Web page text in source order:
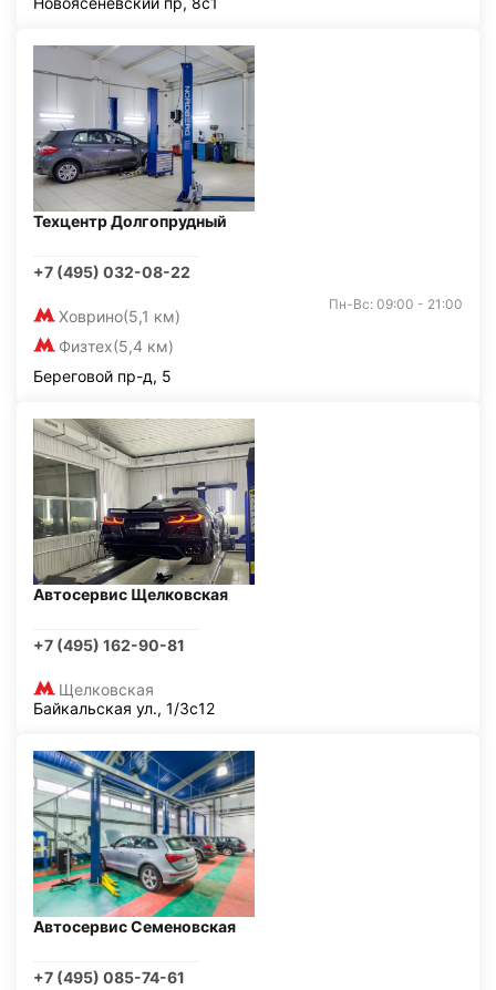
Техцентр Долгопрудный
+7 (495) 032-08-22
Ховрино(5,1 км)
Физтех(5,4 км)
Пн-Вс: 09:00 - 21:00
Береговой пр-д, 5
Автосервис Щелковская
+7 (495) 162-90-81
Щелковская
Байкальская ул., 1/3с12
Автосервис Семеновская
+7 (495) 085-74-61